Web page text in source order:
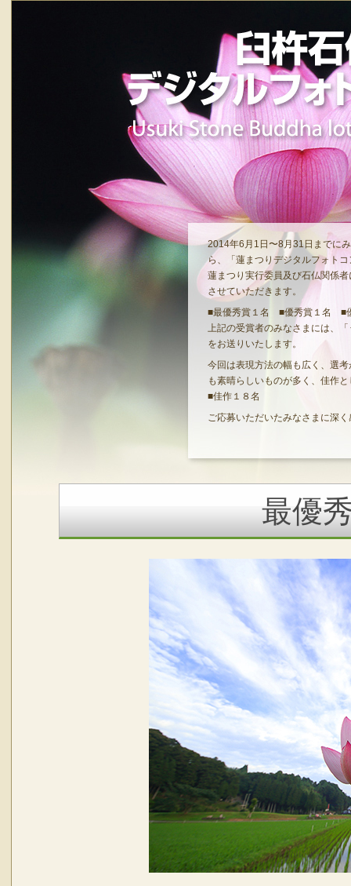
2014年6月1日〜8月31日までに
ら、「蓮まつりデジタルフォト
蓮まつり実行委員及び石仏関係
させていただきます。
■最優秀賞１名 ■優秀賞１名 ■
上記の受賞者のみなさまには、
をお送りいたします。
今回は表現方法の幅も広く、選
も素晴らしいものが多く、佳作
■佳作１８名
ご応募いただいたみなさまに深
最優